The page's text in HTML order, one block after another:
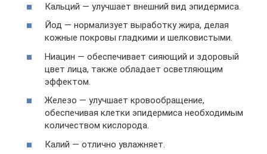
Кальций — улучшает внешний вид эпидермиса.
Йод — нормализует выработку жира, делая
кожные покровы гладкими и шелковистыми.
Ниацин — обеспечивает сияющий и здоровый
цвет лица, также обладает осветляющим
эффектом.
Железо — улучшает кровообращение,
обеспечивая клетки эпидермиса необходимым
количеством кислорода.
Калий — отлично увлажняет.